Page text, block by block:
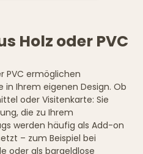
Holz oder PVC
PVC ermöglichen
Ihrem eigenen Design. Ob
oder Visitenkarte: Sie
die zu Ihrem
werden häufig als Add-on
– zum Beispiel bei
oder als bargeldlose